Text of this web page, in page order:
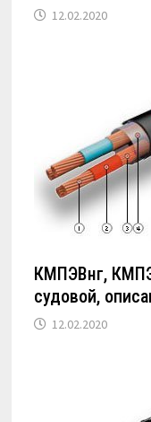
12.02.2020
КМПЭВнг,
судовой,
12.02.2020